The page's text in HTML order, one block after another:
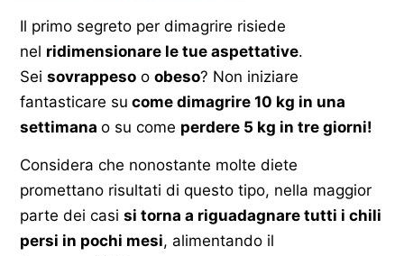
Il primo segreto per dimagrire risiede
nel ridimensionare le tue aspettative.
Sei sovrappeso o obeso? Non iniziare
fantasticare su come dimagrire 10 kg in una
settimana o su come perdere 5 kg in tre giorni!
Considera che nonostante molte diete
promettano risultati di questo tipo, nella maggior
parte dei casi si torna a riguadagnare tutti i chili
persi in pochi mesi, alimentando il